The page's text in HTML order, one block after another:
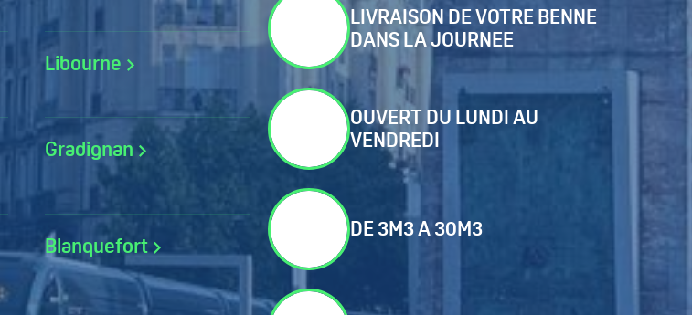
Libourne
Gradignan
Blanquefort
LIVRAISON DE VOTRE BENNE
DANS LA JOURNEE
OUVERT DU LUNDI AU
VENDREDI
DE 3M3 A 30M3